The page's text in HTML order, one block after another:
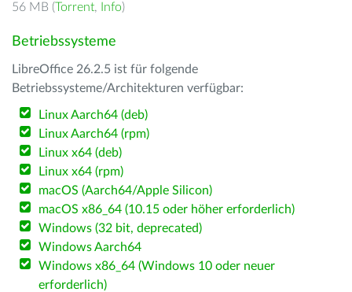
56 MB (Torrent, Info)
Betriebssysteme
LibreOffice 26.2.5 ist für folgende
Betriebssysteme/Architekturen verfügbar:
Linux Aarch64 (deb)
Linux Aarch64 (rpm)
Linux x64 (deb)
Linux x64 (rpm)
macOS (Aarch64/Apple Silicon)
macOS x86_64 (10.15 oder höher erforderlich)
Windows (32 bit, deprecated)
Windows Aarch64
Windows x86_64 (Windows 10 oder neuer
erforderlich)